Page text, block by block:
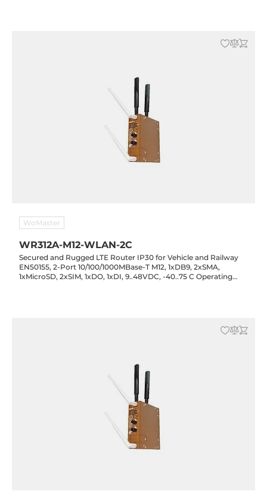
WoMaster
WR312A-M12-WLAN-2C
Secured and Rugged LTE Router IP30 for Vehicle and Railway
EN50155, 2-Port 10/100/1000MBase-T M12, 1xDB9, 2xSMA,
1xMicroSD, 2xSIM, 1xDO, 1xDI, 9..48VDC, -40..75 C Operating